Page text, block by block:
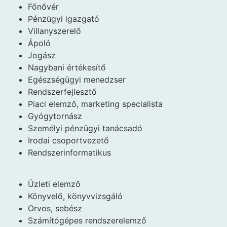
Főnővér
Pénzügyi igazgató
Villanyszerelő
Ápoló
Jogász
Nagybani értékesítő
Egészségügyi menedzser
Rendszerfejlesztő
Piaci elemző, marketing specialista
Gyógytornász
Személyi pénzügyi tanácsadó
Irodai csoportvezető
Rendszerinformatikus
Üzleti elemző
Könyvelő, könyvvizsgáló
Orvos, sebész
Számítógépes rendszerelemző